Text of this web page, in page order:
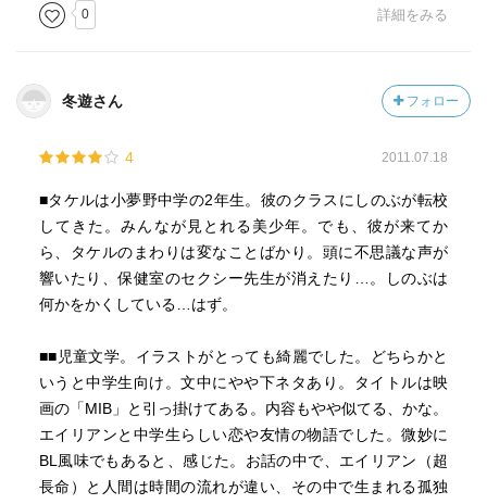
0 詳細をみる
冬遊さん フォロー
4 2011.07.18
■タケルは小夢野中学の2年生。彼のクラスにしのぶが転校
してきた。みんなが見とれる美少年。でも、彼が来てか
ら、タケルのまわりは変なことばかり。頭に不思議な声が
響いたり、保健室のセクシー先生が消えたり…。しのぶは
何かをかくしている…はず。
■■児童文学。イラストがとっても綺麗でした。どちらかと
いうと中学生向け。文中にやや下ネタあり。タイトルは映
画の「MIB」と引っ掛けてある。内容もやや似てる、かな。
エイリアンと中学生らしい恋や友情の物語でした。微妙に
BL風味でもあると、感じた。お話の中で、エイリアン（超
長命）と人間は時間の流れが違い、その中で生まれる孤独